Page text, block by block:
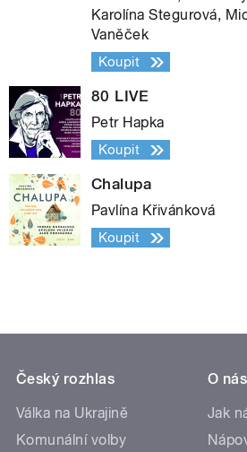
Karolína Stegurová,
Vaněček
Koupit
80 LIVE
Petr Hapka
Koupit
Chalupa
Pavlína Křivánková
Koupit
Český rozhlas
Válka na Ukrajině
Komunální volby
O nás
Jak